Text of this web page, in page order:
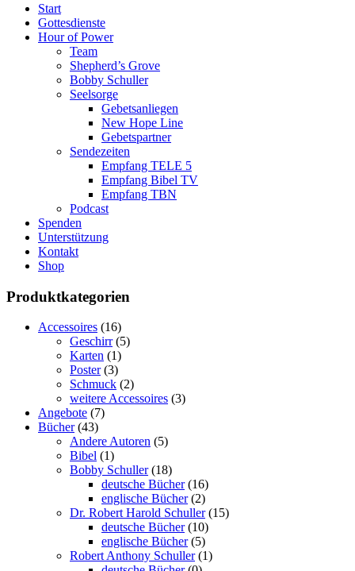
Start
Gottesdienste
Hour of Power
Team
Shepherd’s Grove
Bobby Schuller
Seelsorge
Gebetsanliegen
New Hope Line
Gebetspartner
Sendezeiten
Empfang TELE 5
Empfang Bibel TV
Empfang TBN
Podcast
Spenden
Unterstützung
Kontakt
Shop
Produktkategorien
Accessoires (16)
Geschirr (5)
Karten (1)
Poster (3)
Schmuck (2)
weitere Accessoires (3)
Angebote (7)
Bücher (43)
Andere Autoren (5)
Bibel (1)
Bobby Schuller (18)
deutsche Bücher (16)
englische Bücher (2)
Dr. Robert Harold Schuller (15)
deutsche Bücher (10)
englische Bücher (5)
Robert Anthony Schuller (1)